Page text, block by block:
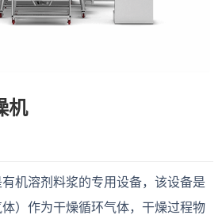
机
机溶剂料浆的专用设备，该设备是
）作为干燥循环气体，干燥过程物